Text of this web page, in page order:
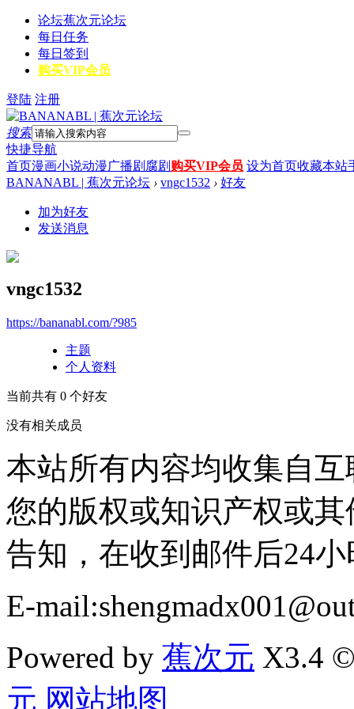
论坛蕉次元论坛
每日任务
每日签到
购买VIP会员
登陆 注册
搜索
快捷导航
首页漫画小说动漫广播剧 腐剧 购买VIP会员 设为首页收藏本站
BANANABL | 蕉次元论坛 › vngc1532 › 好友
加为好友
发送消息
vngc1532
https://bananabl.com/?985
主题
个人资料
当前共有 0 个好友
没有相关成员
本站所有内容均收集自
您的版权或知识产权或
告知，在收到邮件后24
E-
Powered by 蕉次元 X3.4
元 网站地图